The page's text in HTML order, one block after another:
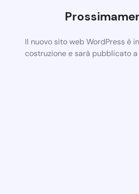
Il nuovo sito web WordPress è
costruzione e sarà pubblicato